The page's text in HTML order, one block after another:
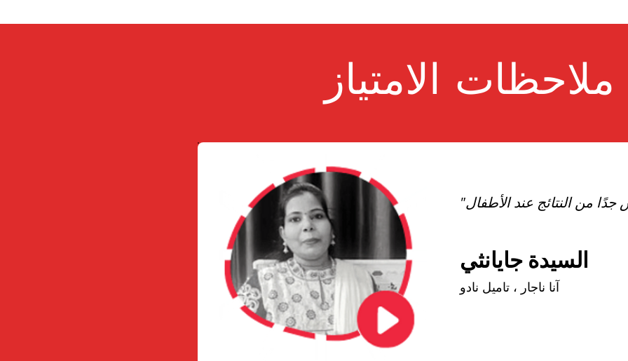
ملاحظات الامتياز
السيدة جايانثي
آنا ناجار ، تاميل نادو